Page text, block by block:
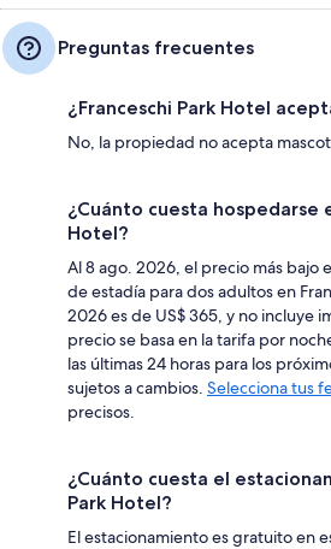
Preguntas frecuentes
¿Franceschi Park Hotel
No, la propiedad no acepta
¿Cuánto cuesta hospedarse
Hotel?
Al 8 ago. 2026, el precio más bajo
de estadía para dos adultos en
2026 es de US$ 365, y no incluye
precio se basa en la tarifa por
las últimas 24 horas para los
sujetos a cambios. Selecciona tus
precisos.
¿Cuánto cuesta el
Park Hotel?
El estacionamiento es gratuito en